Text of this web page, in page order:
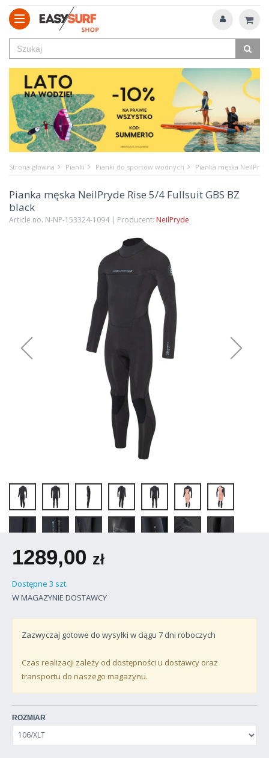
Strona główna Pianki Pianki do sportów wodnych Pianka męska
Pianka męska NeilPryde Rise 5/4 Fullsuit GBS BZ
black
Article no. N-NP-153324-1094 | Producent: NeilPryde
1289,00 zł
Dostępne 3 szt.
W MAGAZYNIE DOSTAWCY
Zazwyczaj gotowe do wysyłki w ciągu 7 dni roboczych
Czas realizacji zależy od dostępności u dostawcy oraz
transportu do naszego magazynu.
ROZMIAR